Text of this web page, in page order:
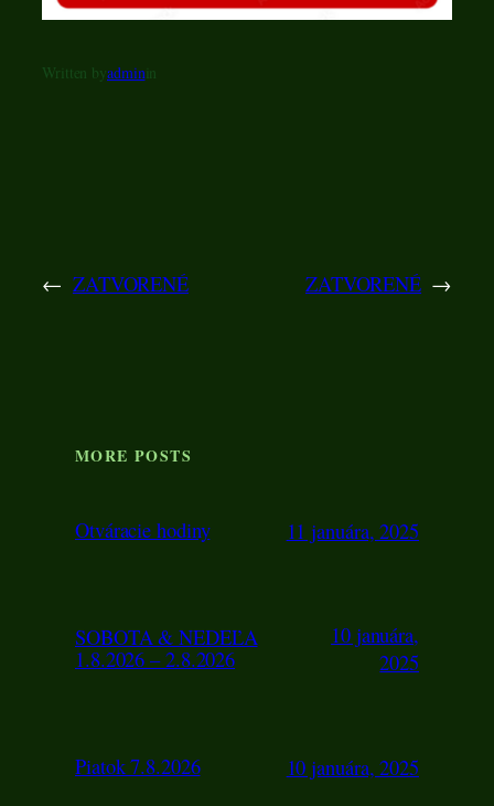
Written byadminin
← ZATVORENÉ ZATVORENÉ →
MORE POSTS
Otváracie hodiny 11 januára, 2025
SOBOTA & NEDEĽA
1.8.2026 – 2.8.2026
10 januára,
2025
Piatok 7.8.2026 10 januára, 2025